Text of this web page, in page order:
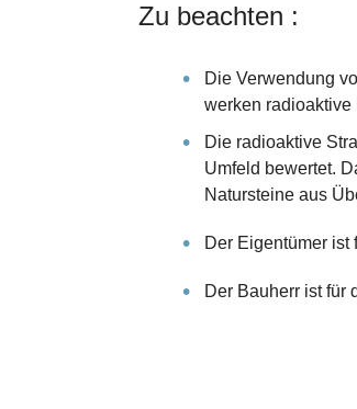
Zu beachten :
Die Verwendung
werken radioaktive
Die radioaktive
Umfeld bewertet.
Natursteine aus
Der Eigentümer ist
Der Bauherr ist für